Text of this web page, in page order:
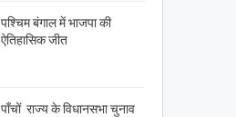
पश्चिम बंगाल में भाजपा की
ऐतिहासिक जीत
पाँचों राज्य के विधानसभा चुनाव